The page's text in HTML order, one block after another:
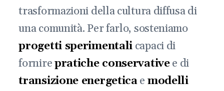
trasformazioni della cultura diffusa di
una comunità. Per farlo, sosteniamo
progetti sperimentali capaci di
fornirepratiche conservativee di
transizione energeticae modelli